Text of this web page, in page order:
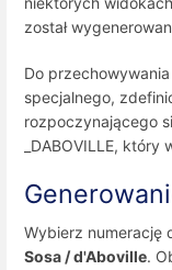
został
Do
specjalnego,
rozpoczynającego
_DABOVILLE,
Wybierz numerację
Sosa / d'Aboville.